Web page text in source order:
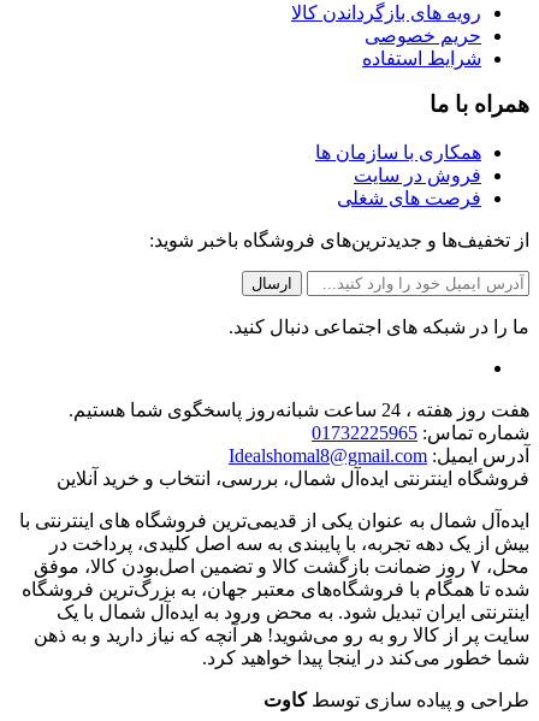
رویه های بازگرداندن کالا
حریم خصوصی
شرایط استفاده
همراه با ما
همکاری با سازمان ها
فروش در سایت
فرصت های شغلی
از تخفیف‌ها و جدیدترین‌های فروشگاه باخبر شوید:
ما را در شبکه های اجتماعی دنبال کنید.
هفت روز هفته ، 24 ساعت شبانه‌روز پاسخگوی شما هستیم.
شماره تماس: 01732225965
آدرس ایمیل: Idealshomal8@gmail.com
فروشگاه اینترنتی ایده‌آل شمال، بررسی، انتخاب و خرید آنلاین
ایده‌آل شمال به عنوان یکی از قدیمی‌ترین فروشگاه های اینترنتی با
بیش از یک دهه تجربه، با پایبندی به سه اصل کلیدی، پرداخت در
محل، ۷ روز ضمانت بازگشت کالا و تضمین اصل‌بودن کالا، موفق
شده تا همگام با فروشگاه‌های معتبر جهان، به بزرگ‌ترین فروشگاه
اینترنتی ایران تبدیل شود. به محض ورود به ایده‌آل شمال با یک
سایت پر از کالا رو به رو می‌شوید! هر آنچه که نیاز دارید و به ذهن
شما خطور می‌کند در اینجا پیدا خواهید کرد.
طراحی و پیاده سازی توسطکاوت